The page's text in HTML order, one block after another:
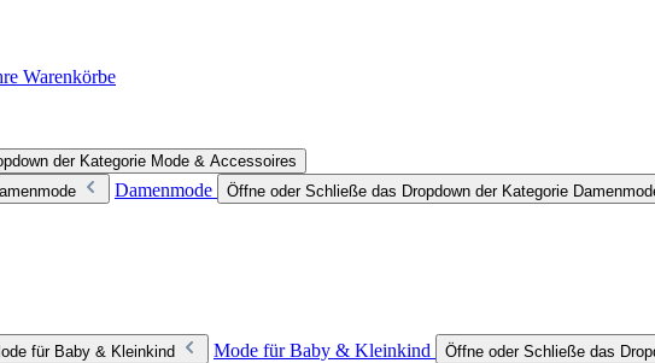
Warenkörbe
der Kategorie Mode & Accessoires
Damenmode Öffne oder Schließe das Dropdown der Kategorie
für Baby & Kleinkind Mode für Baby & Kleinkind Öffne oder Schließe das